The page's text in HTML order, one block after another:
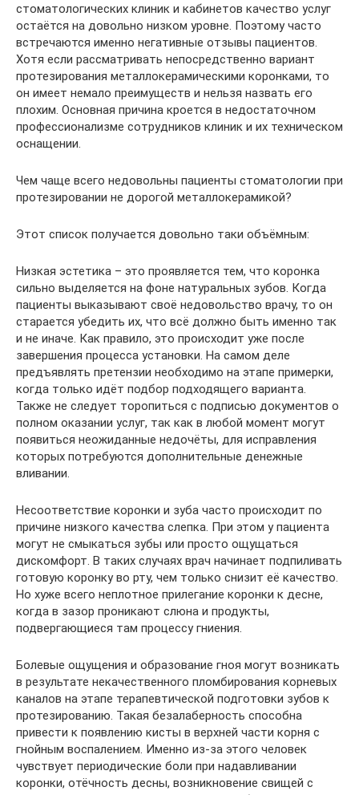
стоматологических клиник и кабинетов качество услуг
остаётся на довольно низком уровне. Поэтому часто
встречаются именно негативные отзывы пациентов.
Хотя если рассматривать непосредственно вариант
протезирования металлокерамическими коронками, то
он имеет немало преимуществ и нельзя назвать его
плохим. Основная причина кроется в недостаточном
профессионализме сотрудников клиник и их техническом
оснащении.
Чем чаще всего недовольны пациенты стоматологии при
протезировании не дорогой металлокерамикой?
Этот список получается довольно таки объёмным:
Низкая эстетика – это проявляется тем, что коронка
сильно выделяется на фоне натуральных зубов. Когда
пациенты выказывают своё недовольство врачу, то он
старается убедить их, что всё должно быть именно так
и не иначе. Как правило, это происходит уже после
завершения процесса установки. На самом деле
предъявлять претензии необходимо на этапе примерки,
когда только идёт подбор подходящего варианта.
Также не следует торопиться с подписью документов о
полном оказании услуг, так как в любой момент могут
появиться неожиданные недочёты, для исправления
которых потребуются дополнительные денежные
вливании.
Несоответствие коронки и зуба часто происходит по
причине низкого качества слепка. При этом у пациента
могут не смыкаться зубы или просто ощущаться
дискомфорт. В таких случаях врач начинает подпиливать
готовую коронку во рту, чем только снизит её качество.
Но хуже всего неплотное прилегание коронки к десне,
когда в зазор проникают слюна и продукты,
подвергающиеся там процессу гниения.
Болевые ощущения и образование гноя могут возникать
в результате некачественного пломбирования корневых
каналов на этапе терапевтической подготовки зубов к
протезированию. Такая безалаберность способна
привести к появлению кисты в верхней части корня с
гнойным воспалением. Именно из-за этого человек
чувствует периодические боли при надавливании
коронки, отёчность десны, возникновение свищей с